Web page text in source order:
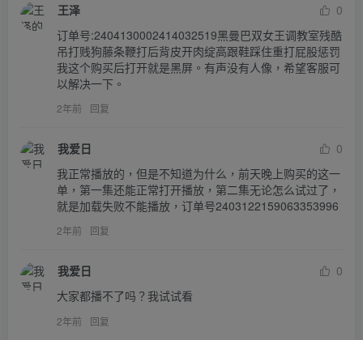
王泽
0
订单号:2404130002414032519黑曼巴双女王调教室残酷
吊打贱狗藤条鞭打后背皮开肉绽高跟鞋踩住重打屁股惩罚
我这个购买后打开就是黑屏。有声没有人像，希望客服可
以解决一下。
2年前 回复
我爱日
0
我正常播放的，但是不知道为什么，前天晚上购买的这一
单，第一集还能正常打开播放，第二集无论怎么试过了，
就是加载失败不能播放，订单号2403122159063353996
2年前 回复
我爱日
0
大家都播不了吗？我试试看
2年前 回复